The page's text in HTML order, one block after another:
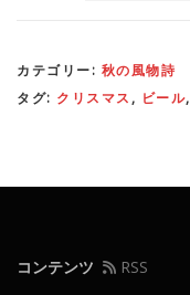
カテゴリー: 秋の風物詩
タグ: クリスマス , ビール,
コンテンツ
RSS